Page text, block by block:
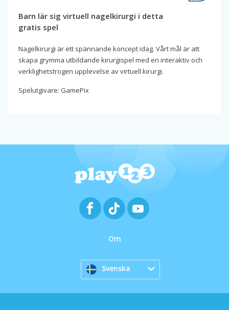
Barn lär sig virtuell nagelkirurgi i detta
gratis spel
Nagelkirurgi är ett spännande koncept idag. Vårt mål är att
skapa grymma utbildande kirurgispel med en interaktiv och
verklighetstrogen upplevelse av virtuell kirurgi.
Spelutgivare: GamePix
Om
Svenska